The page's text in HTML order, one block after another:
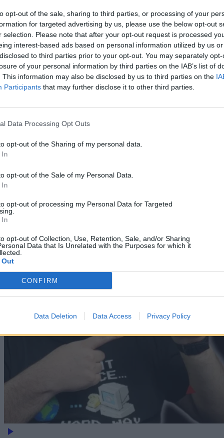
opt-out of the sale, sharing to third parties, or processing of your
for targeted advertising by us, please use the below opt-out
selection. Please note that after your opt-out request is processed
interest-based ads based on personal information utilized by us
to third parties prior to your opt-out. You may separately
of your personal information by third parties on the IAB’s list of
This information may also be disclosed by us to third parties on the
Participants that may further disclose it to other third parties.
Data Processing Opt Outs
opt-out of the Sharing of my personal data.
opt-out of the Sale of my Personal Data.
opt-out of processing my Personal Data for Targeted
opt-out of Collection, Use, Retention, Sale, and/or Sharing
Data that Is Unrelated with the Purposes for which it
CONFIRM
Data Deletion Data Access Privacy Policy
Gadgets11/06/2026
καρδιά αλλά όχι τα λεφτά